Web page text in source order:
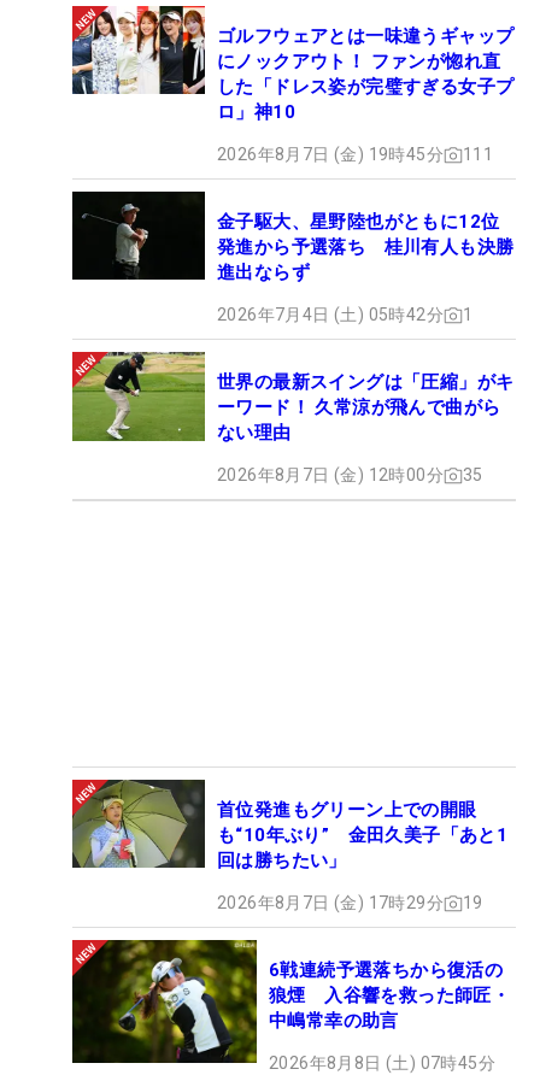
ゴルフウェアとは一味違うギャップ
にノックアウト！ ファンが惚れ直
した「ドレス姿が完璧すぎる女子プ
ロ」神10
2026年8月7日 (金) 19時45分 111
金子駆大、星野陸也がともに12位
発進から予選落ち 桂川有人も決勝
進出ならず
2026年7月4日 (土) 05時42分 1
世界の最新スイングは「圧縮」がキ
ーワード！ 久常涼が飛んで曲がら
ない理由
2026年8月7日 (金) 12時00分 35
首位発進もグリーン上での開眼
も“10年ぶり” 金田久美子「あと1
回は勝ちたい」
2026年8月7日 (金) 17時29分 19
6戦連続予選落ちから復活の
狼煙 入谷響を救った師匠・
中嶋常幸の助言
2026年8月8日 (土) 07時45分